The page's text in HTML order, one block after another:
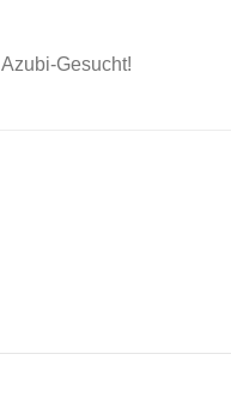
Azubi-Gesucht!